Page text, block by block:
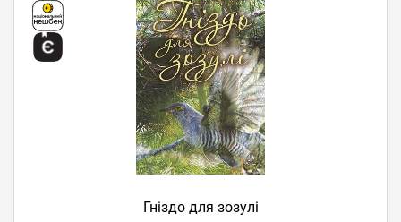
Гніздо для зозулі